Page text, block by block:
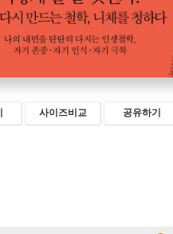
사이즈비교 공유하기